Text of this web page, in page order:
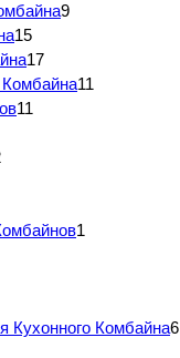
9
15
17
11
11
1
Кухонного Комбайна6